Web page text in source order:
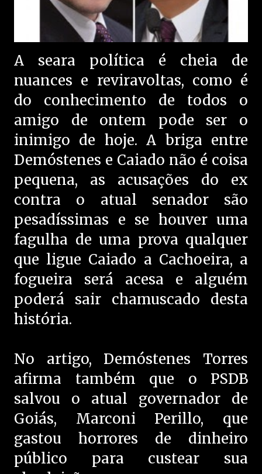
A seara política é cheia de
nuances e reviravoltas, como é
do conhecimento de todos o
amigo de ontem pode ser o
inimigo de hoje. A briga entre
Demóstenes e Caiado não é coisa
pequena, as acusações do ex
contra o atual senador são
pesadíssimas e se houver uma
fagulha de uma prova qualquer
que ligue Caiado a Cachoeira, a
fogueira será acesa e alguém
poderá sair chamuscado desta
história.
No artigo, Demóstenes Torres
afirma também que o PSDB
salvou o atual governador de
Goiás, Marconi Perillo, que
gastou horrores de dinheiro
público para custear sua